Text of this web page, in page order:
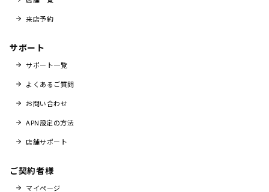
来店予約
サポート
サポート一覧
よくあるご質問
お問い合わせ
APN設定の方法
店舗サポート
ご契約者様
マイページ